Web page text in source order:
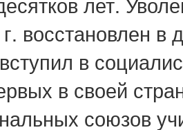
восстановлен
в
в своей
союзов